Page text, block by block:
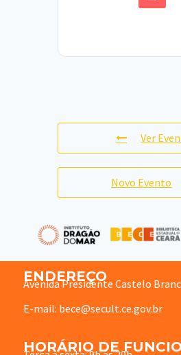
Ver
Novo Evento
ENDEREÇO
Avenida Presidente Castelo
E-mail: bece@secult.ce.gov.br
HORÁRIO DE